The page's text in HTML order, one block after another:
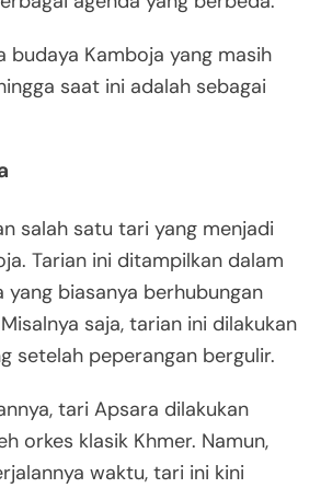
budaya Kamboja yang masih
saat ini adalah sebagai
salah satu tari yang menjadi
Tarian ini ditampilkan dalam
yang biasanya berhubungan
saja, tarian ini dilakukan
setelah peperangan bergulir.
tari Apsara dilakukan
orkes klasik Khmer. Namun,
waktu, tari ini kini